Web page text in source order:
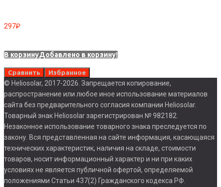
297₽
В корзинуДобавлено в корзину!
Сравнить Избранное
© Heliosolar, 2017-2026. Запрещается копирование,
распространение или любое иное использование материалов
сайта без предварительного согласия компании Heliosolar.
Товарный знак Heliosolar зарегистрирован № 982182.
Незаконное использование товарного знака преследуется по
закону. Вся представленная на сайте информация, касающаяся
технических характеристик, наличия на складе, стоимости
товаров, носит информационный характер и ни при каких
условиях не является публичной офертой, определяемой
положениями Статьи 437(2) Гражданского кодекса РФ.